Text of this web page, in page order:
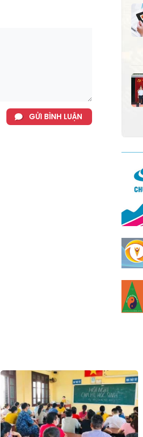
GỬI BÌNH LUẬN